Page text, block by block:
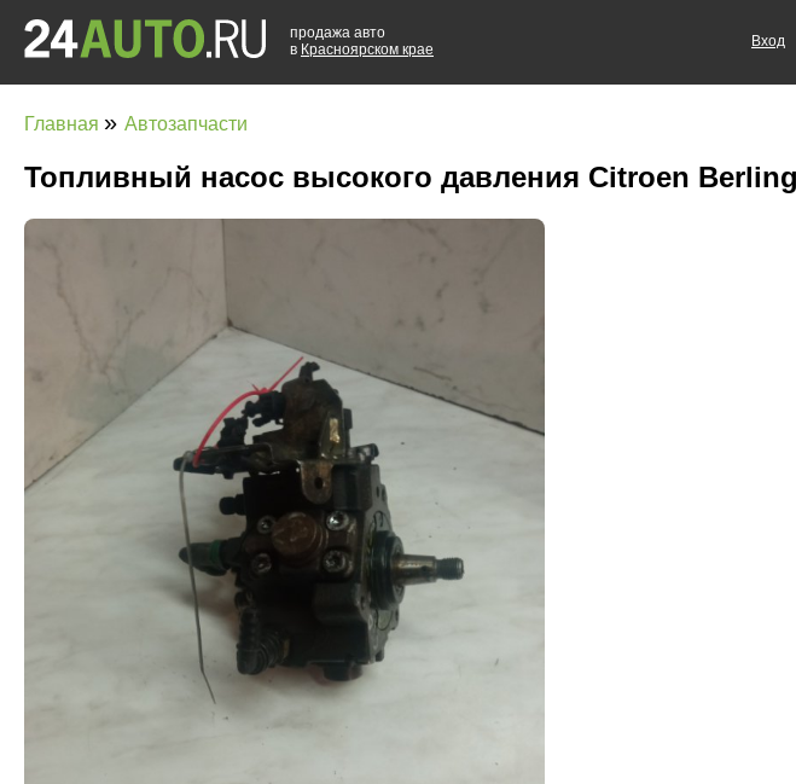
продажа авто
в Красноярском крае
Вход
Главная » Автозапчасти
Топливный насос высокого давления Citroen